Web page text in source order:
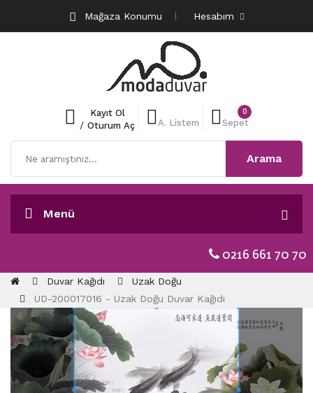
Mağaza Konumu Hesabım
Kayıt Ol
/ Oturum Aç A. Listem
0
Sepet
Arama
Menü
0216 661 70 70
Duvar Kağıdı
Uzak Doğu
UD-200017016 - Uzak Doğu Duvar Kağıdı